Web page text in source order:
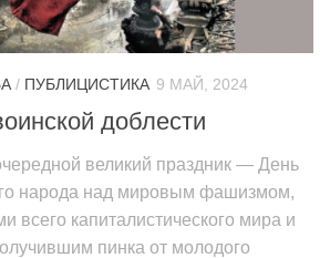
/ ПУБЛИЦИСТИКА 9 МАЙ, 2024
доблести
великий праздник — День
народа над мировым фашизмом,
всего капиталистического мира и
пинка от молодого